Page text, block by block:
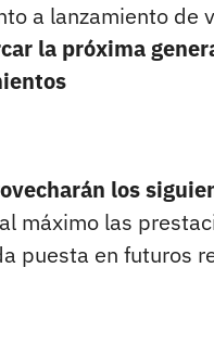
a lanzamiento de
la próxima
los
máximo las
puesta en futuros